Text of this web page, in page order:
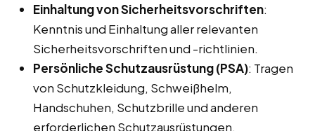
Einhaltung von Sicherheitsvorschriften:
Kenntnis und Einhaltung aller relevanten
Sicherheitsvorschriften und -richtlinien.
Persönliche Schutzausrüstung (PSA): Tragen
von Schutzkleidung, Schweißhelm,
Handschuhen, Schutzbrille und anderen
erforderlichen Schutzausrüstungen.